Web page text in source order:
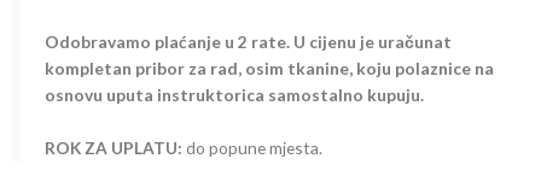
Odobravamo plaćanje u 2 rate. U cijenu je uračunat
kompletan pribor za rad, osim tkanine, koju polaznice na
osnovu uputa instruktorica samostalno kupuju.
ROK ZA UPLATU: do popune mjesta.